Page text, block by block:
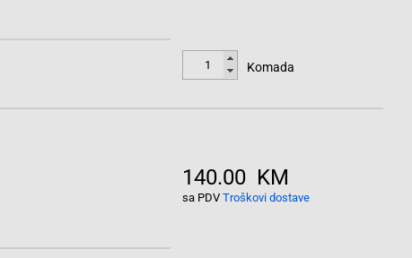
Komada
140.00 KM
sa PDV Troškovi dostave